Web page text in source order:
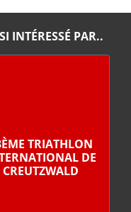
INTÉRESSÉ PAR..
TRIATHLON
DE
CREUTZWALD